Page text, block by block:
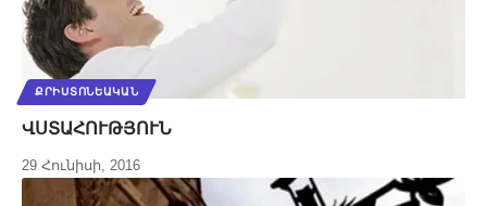
ՔՐԻՍՏՈՆԵԱԿԱՆ
ՎՍՏԱՀՈՒԹՅՈՒՆ
29 Հունիսի, 2016